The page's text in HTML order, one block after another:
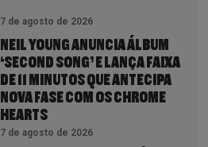
7 de agosto de 2026
NEIL YOUNG ANUNCIA ÁLBUM
‘SECOND SONG’ E LANÇA FAIXA
DE 11 MINUTOS QUE ANTECIPA
NOVA FASE COM OS CHROME
HEARTS
7 de agosto de 2026